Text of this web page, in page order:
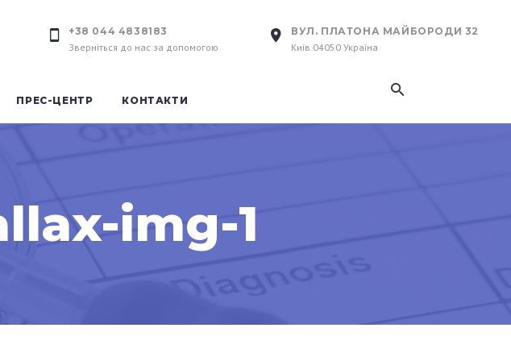
+38 044 4838183
Зверніться до нас за допомогою
ВУЛ. ПЛАТОНА МАЙБОРОДИ 32
Київ 04050 Україна
ПРЕС-ЦЕНТР КОНТАКТИ
img-1